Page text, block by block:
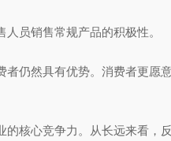
员销售常规产品的积极性。
然具有优势。消费者更愿
心竞争力。从长远来看，